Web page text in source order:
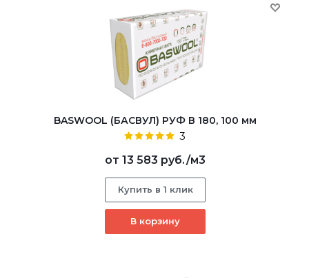
BASWOOL (БАСВУЛ) РУФ В 180, 100 мм
3
от 13 583 руб./м3
Купить в 1 клик
В корзину